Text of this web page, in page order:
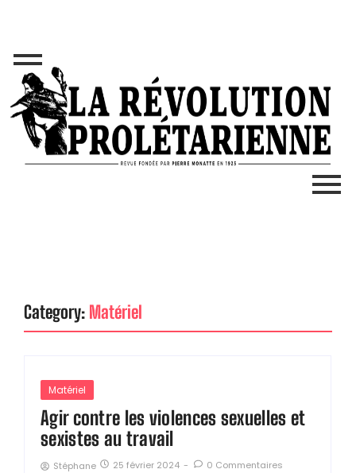
Category: Matériel
Matériel
Agir contre les violences sexuelles et
sexistes au travail
Stéphane 25 février 2024 - 0 Commentaires